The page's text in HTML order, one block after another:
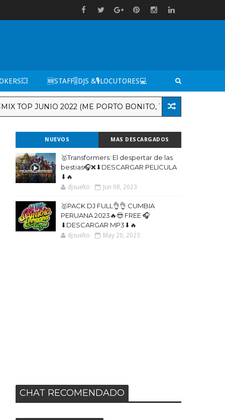
🆕STAFF🎚️DJS &🎙️LOCUTORES💻
JUNIO 2022 (ME PORTO BONITO, TITI ME PREGUNTO,
NUEVOS MAS DESCARGADOS
🥇Transformers: El despertar de las
bestias🎧❌⬇DESCARGAR PELICULA
⬇🔥
djsuelto Jun 08, 2023
🥇PACK DJ FULL👌👌 CUMBIA
PERUANA 2023🔥😎 FREE 🎧
⬇DESCARGAR MP3⬇🔥
djsuelto May 20, 2023
CHAT RECOMENDADO